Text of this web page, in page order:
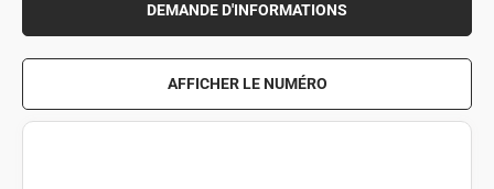
DEMANDE D'INFORMATIONS
AFFICHER LE NUMÉRO